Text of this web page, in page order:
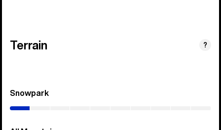
Terrain ?
Snowpark